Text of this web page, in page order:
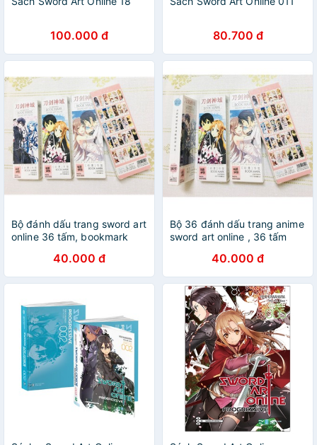
100.000 đ 80.700 đ
Bộ đánh dấu trang sword art
online 36 tấm, bookmark
40.000 đ
Bộ 36 đánh dấu trang anime
sword art online , 36 tấm
40.000 đ